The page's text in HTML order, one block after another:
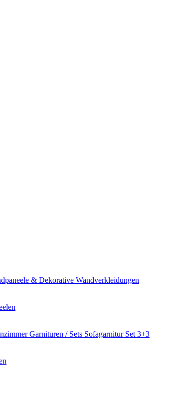
& Dekorative Wandverkleidungen
Garnituren / Sets Sofagarnitur Set 3+3